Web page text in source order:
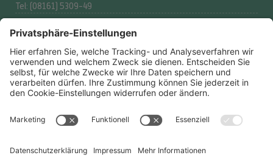
Tel: (08161) 5309-49
spenden@renovabis.de
Tel: (08161) 5309-53
Spendenkonto
IBAN:DE24 7509 03000002 2117 77
LIGA Bank eG
Datenschutzerklärung